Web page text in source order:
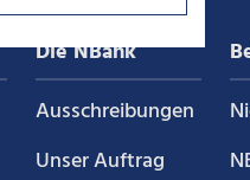
auf
Xing
auf
Die NBank
Ausschreibungen
Unser Auftrag